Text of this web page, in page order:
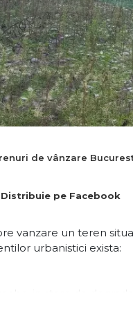
de vânzare
Distribuie pe Facebook
vanzare un teren
urbanistici exista: